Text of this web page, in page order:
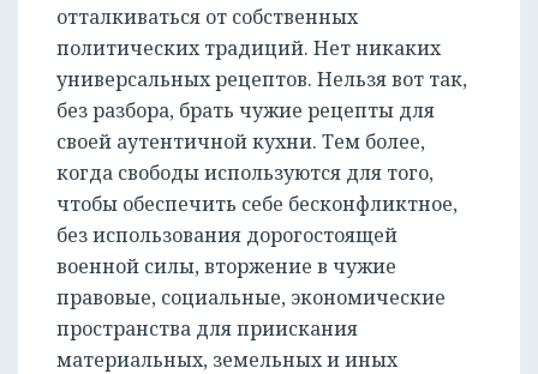
отталкиваться от собственных
политических традиций. Нет никаких
универсальных рецептов. Нельзя вот так,
без разбора, брать чужие рецепты для
своей аутентичной кухни. Тем более,
когда свободы используются для того,
чтобы обеспечить себе бесконфликтное,
без использования дорогостоящей
военной силы, вторжение в чужие
правовые, социальные, экономические
пространства для приискания
материальных, земельных и иных